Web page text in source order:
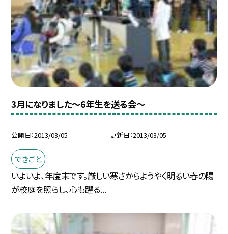
3月になりました〜6年生を送る会〜
公開日 2013/03/05 更新日 2013/03/05
できごと
いよいよ、年度末です。厳しい寒さからようやく明るい春の陽
が校庭を照らし、心も躍る...